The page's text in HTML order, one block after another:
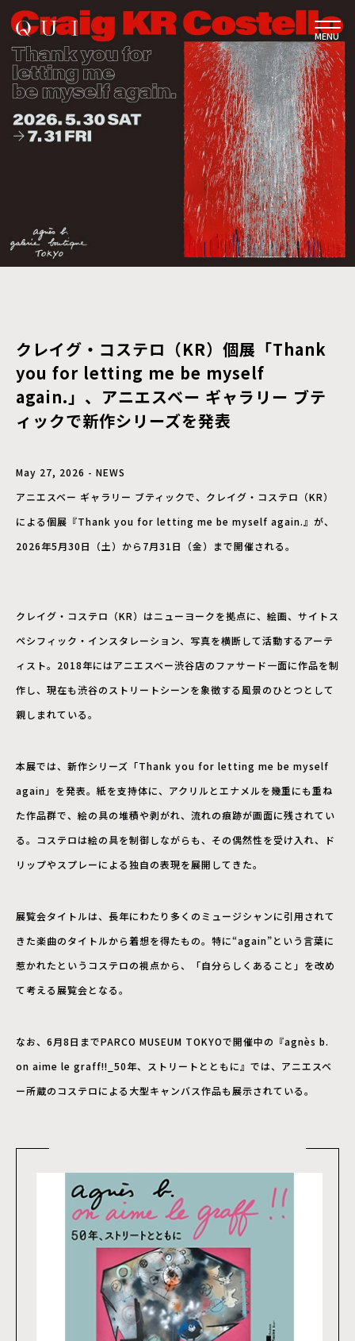
MENU
クレイグ・コステロ（KR）個展「Thank
you for letting me be myself
again.」、アニエスベー ギャラリー ブテ
ィックで新作シリーズを発表
May 27, 2026 - NEWS
アニエスベー ギャラリー ブティックで、クレイグ・コステロ（KR）
による個展『Thank you for letting me be myself again.』が、
2026年5月30日（土）から7月31日（金）まで開催される。
クレイグ・コステロ（KR）はニューヨークを拠点に、絵画、サイトス
ペシフィック・インスタレーション、写真を横断して活動するアーテ
ィスト。2018年にはアニエスベー渋谷店のファサード一面に作品を制
作し、現在も渋谷のストリートシーンを象徴する風景のひとつとして
親しまれている。
本展では、新作シリーズ「Thank you for letting me be myself
again」を発表。紙を支持体に、アクリルとエナメルを幾重にも重ね
た作品群で、絵の具の堆積や剥がれ、流れの痕跡が画面に残されてい
る。コステロは絵の具を制御しながらも、その偶然性を受け入れ、ド
リップやスプレーによる独自の表現を展開してきた。
展覧会タイトルは、長年にわたり多くのミュージシャンに引用されて
きた楽曲のタイトルから着想を得たもの。特に“again”という言葉に
惹かれたというコステロの視点から、「自分らしくあること」を改め
て考える展覧会となる。
なお、6月8日までPARCO MUSEUM TOKYOで開催中の『agnès b.
on aime le graff!!_50年、ストリートとともに』では、アニエスベ
ー所蔵のコステロによる大型キャンバス作品も展示されている。